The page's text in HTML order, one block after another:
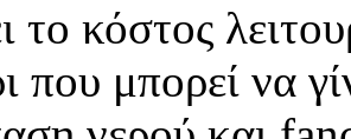
το κόστος
που μπορεί να